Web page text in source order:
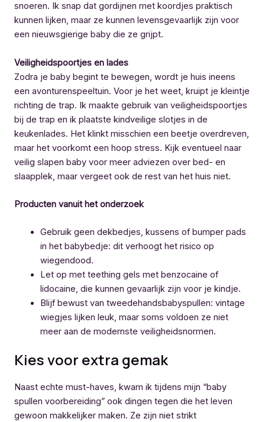
snoeren. Ik snap dat gordijnen met koordjes praktisch
kunnen lijken, maar ze kunnen levensgevaarlijk zijn voor
een nieuwsgierige baby die ze grijpt.
Veiligheidspoortjes en lades
Zodra je baby begint te bewegen, wordt je huis ineens
een avonturenspeeltuin. Voor je het weet, kruipt je kleintje
richting de trap. Ik maakte gebruik van veiligheidspoortjes
bij de trap en ik plaatste kindveilige slotjes in de
keukenlades. Het klinkt misschien een beetje overdreven,
maar het voorkomt een hoop stress. Kijk eventueel naar
veilig slapen baby voor meer adviezen over bed- en
slaapplek, maar vergeet ook de rest van het huis niet.
Producten vanuit het onderzoek
Gebruik geen dekbedjes, kussens of bumper pads
in het babybedje: dit verhoogt het risico op
wiegendood.
Let op met teething gels met benzocaine of
lidocaine, die kunnen gevaarlijk zijn voor je kindje.
Blijf bewust van tweedehandsbabyspullen: vintage
wiegjes lijken leuk, maar soms voldoen ze niet
meer aan de modernste veiligheidsnormen.
Kies voor extra gemak
Naast echte must-haves, kwam ik tijdens mijn “baby
spullen voorbereiding” ook dingen tegen die het leven
gewoon makkelijker maken. Ze zijn niet strikt